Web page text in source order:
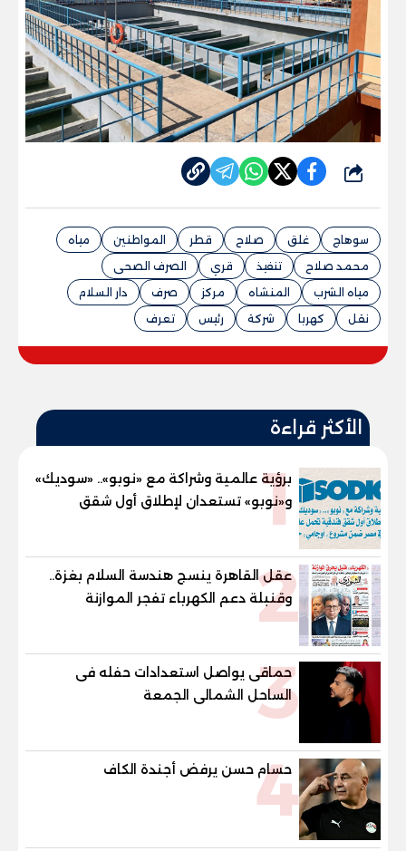
شارك
سوهاج غلق صلاح قطر المواطنين
مياه
محمد صلاح
تنفيذ قري
الصرف الصحى
مياه الشرب
المنشاه مركز صرف
دار السلام
نقل
كهربا شركة رئيس تعرف
الأكثر قراءة
1
برؤية عالمية وشراكة مع «نوبو».. «سوديك»
و«نوبو» تستعدان لإطلاق أول شقق
فندقية تحمل علامة "نوبو" العالمية في
2
عقل القاهرة ينسج هندسة السلام بغزة..
وقنبلة دعم الكهرباء تفجر الموازنة
3
حماقى يواصل استعدادات حفله فى
الساحل الشمالى الجمعة
4
حسام حسن يرفض أجندة الكاف